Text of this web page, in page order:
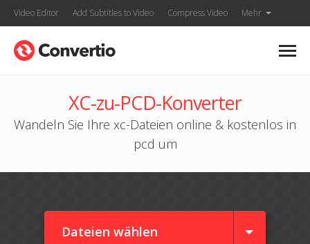
Video Editor Add Subtitles to Video Compress Video Mehr
XC-zu-PCD-Konverter
Wandeln Sie Ihre xc-Dateien online & kostenlos in
pcd um
Dateien wählen